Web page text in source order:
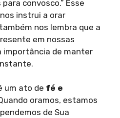
convosco.” Esse
instrui a orar
nos lembra que a
em nossas
importância de manter
um ato de fé e
oramos, estamos
de Sua